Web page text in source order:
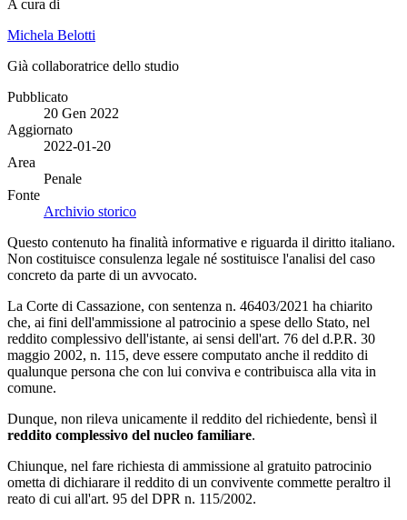
A cura di
Michela Belotti
Già collaboratrice dello studio
Pubblicato
20 Gen 2022
Aggiornato
2022-01-20
Area
Penale
Fonte
Archivio storico
Questo contenuto ha finalità informative e riguarda il diritto italiano.
Non costituisce consulenza legale né sostituisce l'analisi del caso
concreto da parte di un avvocato.
La Corte di Cassazione, con sentenza n. 46403/2021 ha chiarito
che, ai fini dell'ammissione al patrocinio a spese dello Stato, nel
reddito complessivo dell'istante, ai sensi dell'art. 76 del d.P.R. 30
maggio 2002, n. 115, deve essere computato anche il reddito di
qualunque persona che con lui conviva e contribuisca alla vita in
comune.
Dunque, non rileva unicamente il reddito del richiedente, bensì il
reddito complessivo del nucleo familiare.
Chiunque, nel fare richiesta di ammissione al gratuito patrocinio
ometta di dichiarare il reddito di un convivente commette peraltro il
reato di cui all'art. 95 del DPR n. 115/2002.